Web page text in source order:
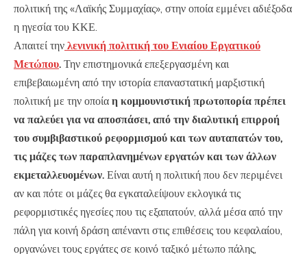
πολιτική της «Λαϊκής Συμμαχίας», στην οποία εμμένει αδιέξοδα
η ηγεσία του ΚΚΕ.
Απαιτεί την λενινική πολιτική του Ενιαίου Εργατικού
Μετώπου. Την επιστημονικά επεξεργασμένη και
επιβεβαιωμένη από την ιστορία επαναστατική μαρξιστική
πολιτική με την οποία η κομμουνιστική πρωτοπορία πρέπει
να παλεύει για να αποσπάσει, από την διαλυτική επιρροή
του συμβιβαστικού ρεφορμισμού και των αυταπατών του,
τις μάζες των παραπλανημένων εργατών και των άλλων
εκμεταλλευομένων. Είναι αυτή η πολιτική που δεν περιμένει
αν και πότε οι μάζες θα εγκαταλείψουν εκλογικά τις
ρεφορμιστικές ηγεσίες που τις εξαπατούν, αλλά μέσα από την
πάλη για κοινή δράση απέναντι στις επιθέσεις του κεφαλαίου,
οργανώνει τους εργάτες σε κοινό ταξικό μέτωπο πάλης,